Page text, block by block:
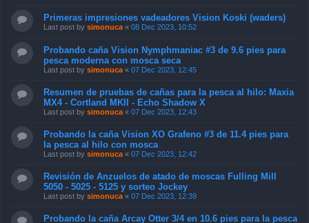
Primeras impresiones vadeadores Vision Koski (waders)
Last post by simonuca « 08 Dec 2023, 10:52
Probando caña Vision Nymphmaniac #3 de 9.6 pies para
pesca moderna con mosca seca
Last post by simonuca « 07 Dec 2023, 12:45
Resumen de pruebas de cañas para la pesca al hilo: Maxia
MX4 - Cortland MKII - Echo Shadow X
Last post by simonuca « 07 Dec 2023, 12:43
Probando la caña Vision XO Grafeno #3 de 11.4 pies para
la pesca al hilo con mosca
Last post by simonuca « 07 Dec 2023, 12:42
Revisión de Anzuelos de atado de moscas Fulling Mill
5050 - 5025 - 5125 y sorteo Jockey
Last post by simonuca « 07 Dec 2023, 12:39
Probando la caña Arcay Otter 3/4 en 10.6 pies para la pesca